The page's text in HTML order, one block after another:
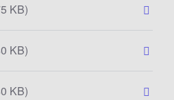
2
4
5
2
3
KB)公
:
2
KB)公
:
KB)公